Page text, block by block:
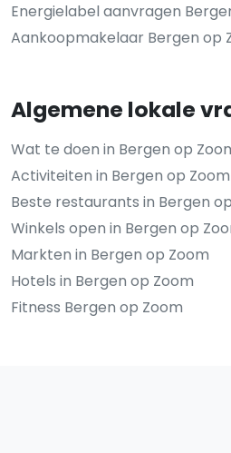
Energielabel aanvragen
Aankoopmakelaar Bergen op
Algemene lokale
Wat te doen in Bergen op
Activiteiten in Bergen op Zoom
Beste restaurants in Bergen
Winkels open in Bergen op
Markten in Bergen op Zoom
Hotels in Bergen op Zoom
Fitness Bergen op Zoom